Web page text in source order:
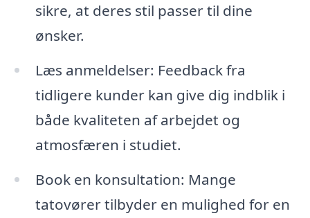
sikre, at deres stil passer til dine
ønsker.
Læs anmeldelser: Feedback fra
tidligere kunder kan give dig indblik i
både kvaliteten af arbejdet og
atmosfæren i studiet.
Book en konsultation: Mange
tatovører tilbyder en mulighed for en